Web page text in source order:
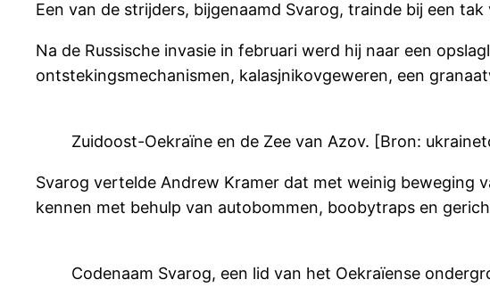
Een van de strijders, bijgenaamd Svarog, trainde bij een
Na de Russische invasie in februari werd hij naar een
ontstekingsmechanismen, kalasjnikovgeweren, een
Zuidoost-Oekraïne en de Zee van Azov. [Bron:
Svarog vertelde Andrew Kramer dat met weinig beweging
kennen met behulp van autobommen, boobytraps en
Codenaam Svarog, een lid van het Oekraïense